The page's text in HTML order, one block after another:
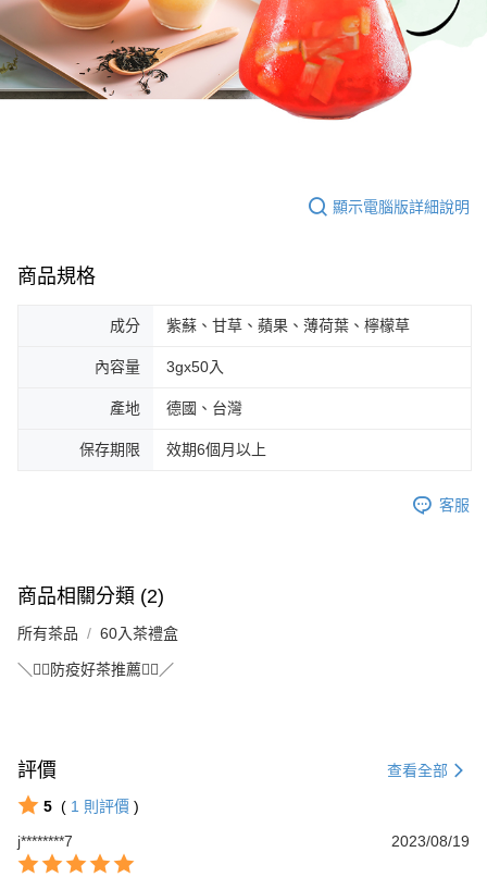
顯示電腦版詳細說明
商品規格
成分 紫蘇、甘草、蘋果、薄荷葉、檸檬草
內容量 3gx50入
產地 德國、台灣
保存期限 效期6個月以上
客服
商品相關分類 (2)
所有茶品 60入茶禮盒
＼👩‍⚕️防疫好茶推薦👨‍⚕️／
評價 查看全部
5 ( 1 則評價 )
j********7
2023/08/19